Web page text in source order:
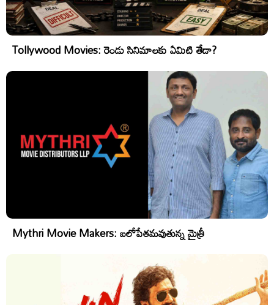
Tollywood Movies: రెండు సినిమాలకు ఏమిటి తేడా?
Mythri Movie Makers: బలోపేతమవుతున్న మైత్రీ